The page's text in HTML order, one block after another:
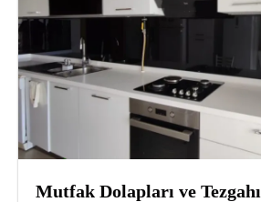
Mutfak Dolapları ve Tezgahı